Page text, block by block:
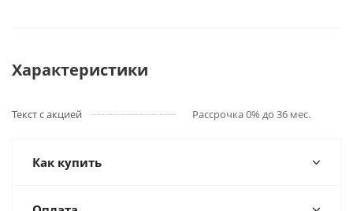
Характеристики
Текст с акцией Рассрочка 0% до 36 мес.
Как купить